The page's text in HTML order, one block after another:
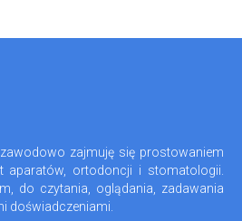
zajmuję się prostowaniem
ortodoncji i stomatologii.
do czytania, oglądania, zadawania
doświadczeniami.